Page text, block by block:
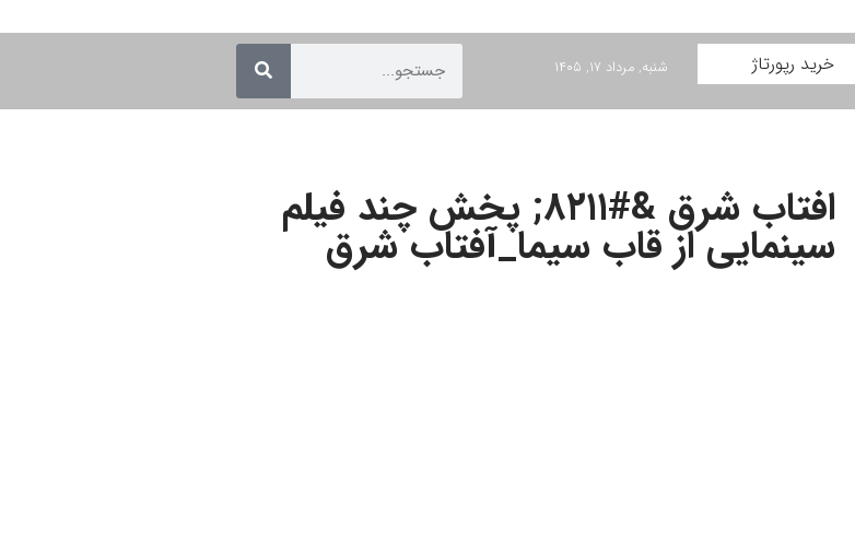
خرید رپورتاژ شنبه, مرداد ۱۷, ۱۴۰۵
افتاب شرق &#۸۲۱۱; پخش چند فیلم
سینمایی از قاب سیما_آفتاب شرق